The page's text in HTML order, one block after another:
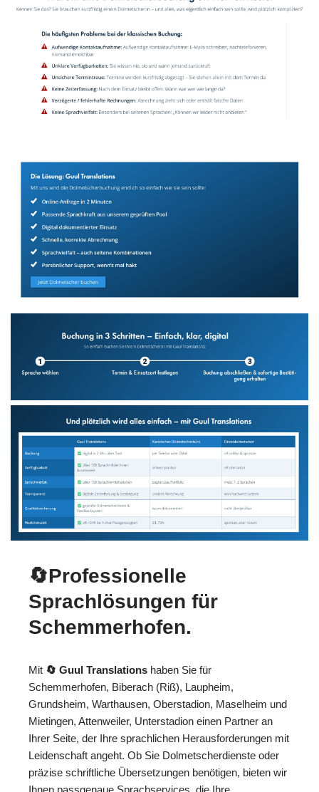
🔄Professionelle
Sprachlösungen für
Schemmerhofen.
Mit 🔄 Guul Translations haben Sie für
Schemmerhofen, Biberach (Riß), Laupheim,
Grundsheim, Warthausen, Oberstadion, Maselheim und
Mietingen, Attenweiler, Unterstadion einen Partner an
Ihrer Seite, der Ihre sprachlichen Herausforderungen mit
Leidenschaft angeht. Ob Sie Dolmetscherdienste oder
präzise schriftliche Übersetzungen benötigen, bieten wir